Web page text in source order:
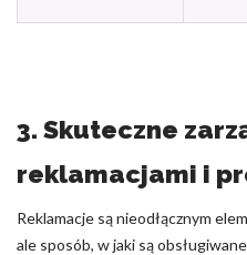
3. Skuteczne
reklamacjami i
Reklamacje są nieodłącznym
ale sposób, w jaki są